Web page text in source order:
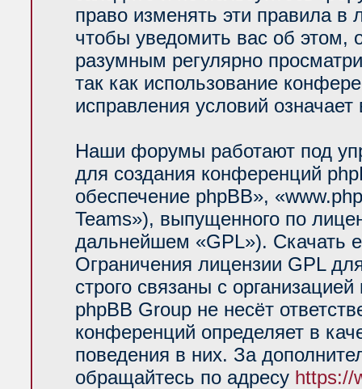
право изменять эти правила
чтобы уведомить вас об
разумным регулярно
так как использование
исправления условий
Наши форумы работают под
для создания конференций
обеспечение phpBB»,
Teams»), выпущенного по
дальнейшем «GPL»). Скачать
Ограничения лицензии GPL
строго связаны с
phpBB Group не несёт
конференций определяет в
поведения в них. За
обращайтесь по адресу https://